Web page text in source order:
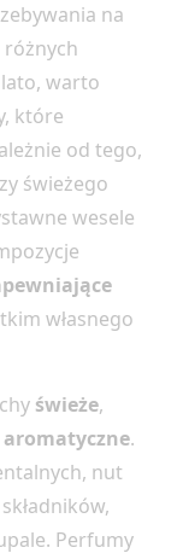
na
warto
które
od tego,
świeżego
wesele
własnego
świeże,
aromatyczne.
nut
Perfumy